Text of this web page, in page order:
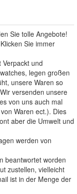
Sie tolle Angebote!
Sie immer
und
legen großen
unsere Waren so
versenden unsere
von uns auch mal
Waren ect.). Dies
aber die Umwelt und
werden von
beantwortet worden
zustellen, vielleicht
ist in der Menge der